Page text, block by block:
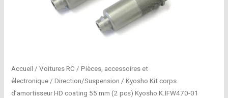
Accueil /Voitures RC /Pièces, accessoires et
électronique /Direction/Suspension / Kyosho Kit corps
d’amortisseur HD coating 55 mm (2 pcs) Kyosho K.IFW470-01